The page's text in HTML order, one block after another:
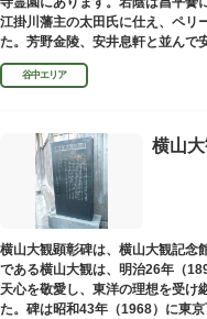
江掛川藩主の太田氏に仕え、ペリ
た。芳野金陵、安井息軒と並んで
授として多くの文人を育て、慶応
谷中エリア
横山
横山大観顕彰碑は、横山大観記念
である横山大観は、明治26年（
天心を敬愛し、東洋の理想を受け
た。碑は昭和43年（1968）に東